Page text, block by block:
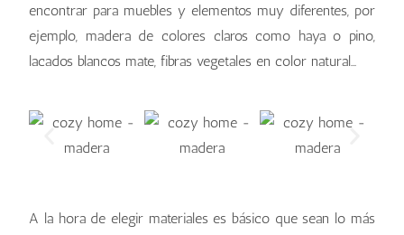
encontrar para muebles y elementos muy diferentes, por
ejemplo, madera de colores claros como haya o pino,
lacados blancos mate, fibras vegetales en color natural…
A la hora de elegir materiales es básico que sean lo más